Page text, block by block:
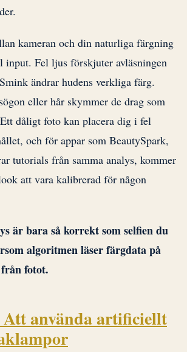
kameran och din naturliga färgning
input. Fel ljus förskjuter avläsningen
ändrar hudens verkliga färg.
eller hår skymmer de drag som
dåligt foto kan placera dig i fel
och för appar som BeautySpark,
tutorials från samma analys, kommer
att vara kalibrerad för någon
är bara så korrekt som selfien du
algoritmen läser färgdata på
fotot.
använda artificiellt